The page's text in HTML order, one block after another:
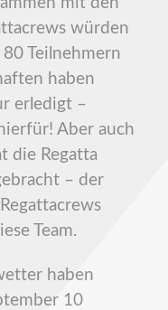
würden
Teilnehmern
haben
erledigt –
Aber auch
die Regatta
– der
Team.
haben
10